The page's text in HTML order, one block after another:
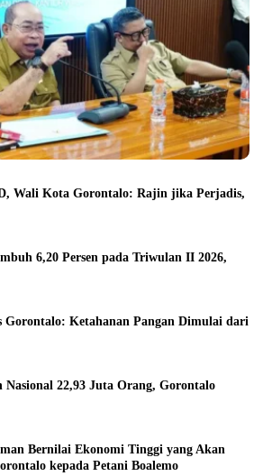
Wali Kota Gorontalo: Rajin jika Perjadis,
6,20 Persen pada Triwulan II 2026,
Gorontalo: Ketahanan Pangan Dimulai dari
22,93 Juta Orang, Gorontalo
Bernilai Ekonomi Tinggi yang Akan
kepada Petani Boalemo